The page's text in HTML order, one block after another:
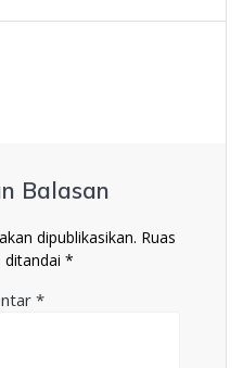
Balasan
dipublikasikan. Ruas
ditandai *
*